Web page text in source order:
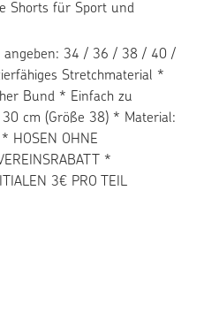
Shorts für Sport und
angeben: 34 / 36 / 38 / 40 /
Stretchmaterial *
Bund * Einfach zu
cm (Größe 38) * Material:
HOSEN OHNE
*
3€ PRO TEIL